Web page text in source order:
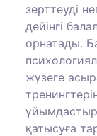
зерттеуді
дейінгі
орнатады.
жүзеге
қатысуға